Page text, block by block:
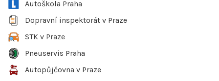
Autoškola Praha
Dopravní inspektorát v Praze
STK v Praze
Pneuservis Praha
Autopůjčovna v Praze